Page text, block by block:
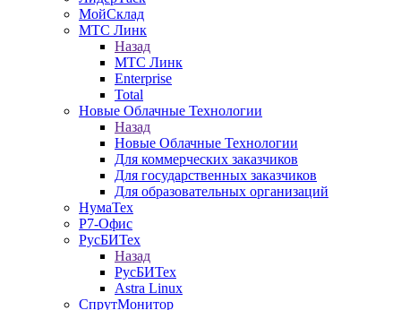
МойСклад
МТС Линк
Назад
МТС Линк
Enterprise
Total
Новые Облачные Технологии
Назад
Новые Облачные Технологии
Для коммерческих заказчиков
Для государственных заказчиков
Для образовательных организаций
НумаТех
Р7-Офис
РусБИТех
Назад
РусБИТех
Astra Linux
СпрутМонитор